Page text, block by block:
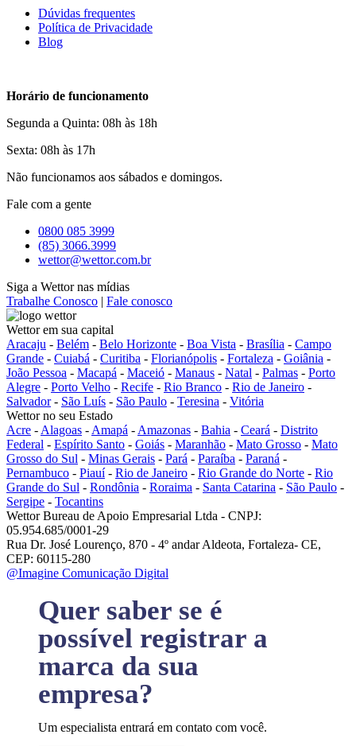
Dúvidas frequentes
Política de Privacidade
Blog
Horário de funcionamento
Segunda a Quinta: 08h às 18h
Sexta: 08h às 17h
Não funcionamos aos sábados e domingos.
Fale com a gente
0800 085 3999
(85) 3066.3999
wettor@wettor.com.br
Siga a Wettor nas mídias
Trabalhe Conosco | Fale conosco
Wettor em sua capital
Aracaju - Belém - Belo Horizonte - Boa Vista - Brasília - Campo
Grande - Cuiabá - Curitiba - Florianópolis - Fortaleza - Goiânia -
João Pessoa - Macapá - Maceió - Manaus - Natal - Palmas - Porto
Alegre - Porto Velho - Recife - Rio Branco - Rio de Janeiro -
Salvador- São Luís - São Paulo - Teresina - Vitória
Wettor no seu Estado
Acre - Alagoas - Amapá - Amazonas - Bahia - Ceará - Distrito
Federal - Espírito Santo - Goiás - Maranhão - Mato Grosso - Mato
Grosso do Sul - Minas Gerais - Pará - Paraíba - Paraná -
Pernambuco - Piauí- Rio de Janeiro - Rio Grande do Norte - Rio
Grande do Sul - Rondônia - Roraima - Santa Catarina - São Paulo -
Sergipe - Tocantins
Wettor Bureau de Apoio Empresarial Ltda - CNPJ:
05.954.685/0001-29
Rua Dr. José Lourenço, 870 - 4º andar Aldeota, Fortaleza- CE,
CEP: 60115-280
@Imagine Comunicação Digital
Quer saber se é
possível registrar a
marca da sua
empresa?
Um especialista entrará em contato com você.